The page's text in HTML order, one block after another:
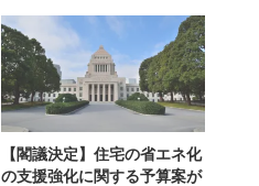
【閣議決定】住宅の省エネ化
の支援強化に関する予算案が